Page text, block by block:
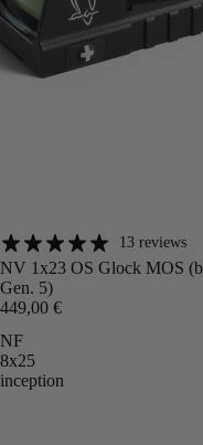
Angebot 13 reviews
NV 1x23 OS Glock MOS
Gen. 5)
449,00 €
NF
8x25
inception